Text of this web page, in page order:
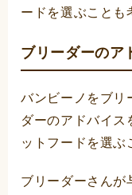
ードを選ぶことも
ブリーダーのア
バンビーノをブリ
ダーのアドバイス
ットフードを選ぶ
ブリーダーさんが